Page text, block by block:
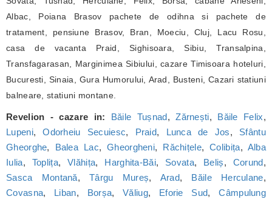
Albac, Poiana Brasov pachete de odihna si pachete de
tratament, pensiune Brasov, Bran, Moeciu, Cluj, Lacu Rosu,
casa de vacanta Praid, Sighisoara, Sibiu, Transalpina,
Transfagarasan, Marginimea Sibiului, cazare Timisoara hoteluri,
Bucuresti, Sinaia, Gura Humorului, Arad, Busteni, Cazari statiuni
balneare, statiuni montane.
Revelion - cazare in: Băile Tușnad,Zărnești, Băile Felix,
Lupeni,Odorheiu Secuiesc, Praid, Lunca de Jos, Sfântu
Gheorghe, Balea Lac,Gheorgheni, Răchițele,Colibița, Alba
Iulia, Toplița,Vlăhița, Harghita-Băi, Sovata, Beliș, Corund,
Sasca Montană,Târgu Mureș, Arad, Băile Herculane,
Covasna, Liban, Borșa,Văliug, Eforie Sud,Câmpulung